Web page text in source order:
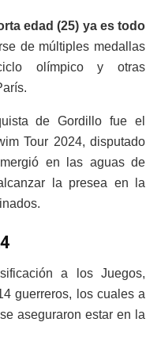
edad (25) ya es todo
de múltiples medallas
olímpico y otras
de Gordillo fue el
Tour 2024, disputado
en las aguas de
la presea en la
a los Juegos,
guerreros, los cuales a
aseguraron estar en la